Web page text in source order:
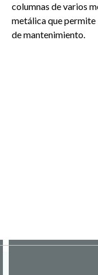
columnas de varios
metálica que permite
de mantenimiento.